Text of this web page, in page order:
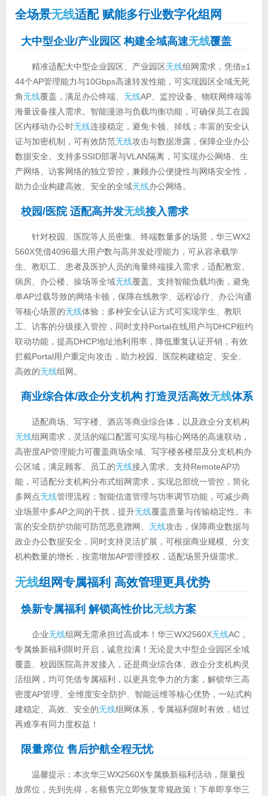
全场景无线适配 赋能多行业数字化组网
大中型企业/产业园区 构建全域高速无线覆盖
精准适配大中型企业园区、产业园区无线组网需求，凭借≥1
44个AP管理能力与10Gbps高速转发性能，可实现园区全域无死
角无线覆盖，满足办公终端、 无线AP、监控设备、物联网终端等
海量设备接入需求。智能漫游与负载均衡功能，可确保员工在园
区内移动办公时无线连接稳定，避免卡顿、掉线；丰富的安全认
证与加密机制，可有效防范无线攻击与数据泄露，保障企业办公
数据安全。支持多SSID部署与VLAN隔离，可实现办公网络、生
产网络、访客网络的独立管控，兼顾办公便捷性与网络安全性，
助力企业构建高效、安全的全域无线办公网络。
校园/医院 适配高并发无线接入需求
针对校园、医院等人员密集、终端数量多的场景，华三WX2
560X凭借4096最大用户数与高并发处理能力，可从容承载学
生、教职工、患者及医护人员的海量终端接入需求，适配教室、
病房、办公楼、操场等全域无线覆盖。支持智能负载均衡，避免
单AP过载导致的网络卡顿，保障在线教学、远程诊疗、办公沟通
等核心场景的无线体验；多种安全认证方式可实现学生、教职
工、访客的分级接入管控，同时支持Portal在线用户与DHCP租约
联动功能，提高DHCP地址池利用率，降低重复认证开销，有效
拦截Portal用户重定向攻击，助力校园、医院构建稳定、安全、
高效的无线组网。
商业综合体/政企分支机构 打造灵活高效无线体系
适配商场、写字楼、酒店等商业综合体，以及政企分支机构
无线组网需求，灵活的端口配置可实现与核心网络的高速联动，
高密度AP管理能力可覆盖商场全域、写字楼各楼层及分支机构办
公区域，满足顾客、员工的无线接入需求。支持RemoteAP功
能，可适配分支机构分布式组网需求，实现总部统一管控，简化
多网点无线管理流程；智能信道管理与功率调节功能，可减少商
业场景中多AP之间的干扰，提升无线覆盖质量与传输稳定性。丰
富的安全防护功能可防范恶意蹭网、 无线攻击，保障商业数据与
政企办公数据安全，同时支持灵活扩展，可根据商业规模、分支
机构数量的增长，按需增加AP管理授权，适配场景升级需求。
无线组网专属福利 高效管理更具优势
焕新专属福利 解锁高性价比无线方案
企业无线组网无需承担过高成本！华三WX2560X无线AC，
专属焕新福利限时开启，诚意拉满！无论是大中型企业园区全域
覆盖、校园医院高并发接入，还是商业综合体、政企分支机构灵
活组网，均可凭借专属福利，以更具竞争力的方案，解锁华三高
密度AP管理、全维度安全防护、智能运维等核心优势，一站式构
建稳定、高效、安全的无线组网体系，专属福利限时有效，错过
再难享有同力度权益！
限量席位 售后护航全程无忧
温馨提示：本次华三WX2560X专属焕新福利活动，限量投
放席位，先到先得，名额售完立即恢复常规政策！下单即享华三